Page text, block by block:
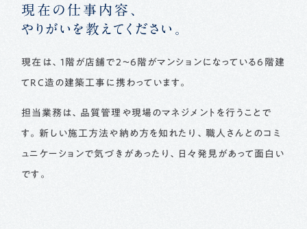
現在の仕事内容、
やりがいを教えてください。
現在は、1階が店舗で2～6階がマンションになっている6階建
てRC造の建築工事に携わっています。
担当業務は、品質管理や現場のマネジメントを行うことで
す。新しい施工方法や納め方を知れたり、職人さんとのコミ
ュニケーションで気づきがあったり、日々発見があって面白い
です。